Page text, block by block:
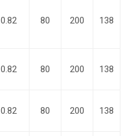
0.82 80 200 138
0.82 80 200 138
0.82 80 200 138